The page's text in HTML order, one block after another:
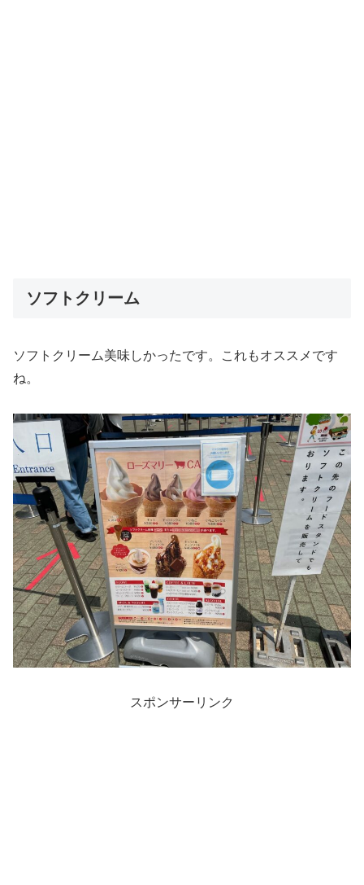
ソフトクリーム
ソフトクリーム美味しかったです。これもオススメです
ね。
スポンサーリンク